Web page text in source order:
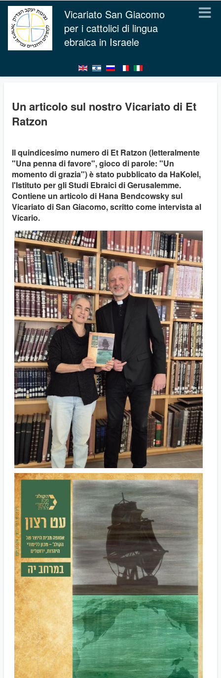
Vicariato San Giacomo
per i cattolici di lingua
ebraica in Israele
Un articolo sul nostro Vicariato di Et
Ratzon
Il quindicesimo numero di Et Ratzon (letteralmente
"Una penna di favore", gioco di parole: "Un
momento di grazia") è stato pubblicato da HaKolel,
l'Istituto per gli Studi Ebraici di Gerusalemme.
Contiene un articolo di Hana Bendcowsky sul
Vicariato di San Giacomo, scritto come intervista al
Vicario.